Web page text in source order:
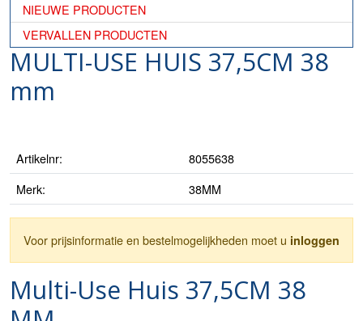
NIEUWE PRODUCTEN
VERVALLEN PRODUCTEN
MULTI-USE HUIS 37,5CM 38
mm
Artikelnr:
8055638
Merk:
38MM
Voor prijsinformatie en bestelmogelijkheden moet u inloggen
Multi-Use Huis 37,5CM 38